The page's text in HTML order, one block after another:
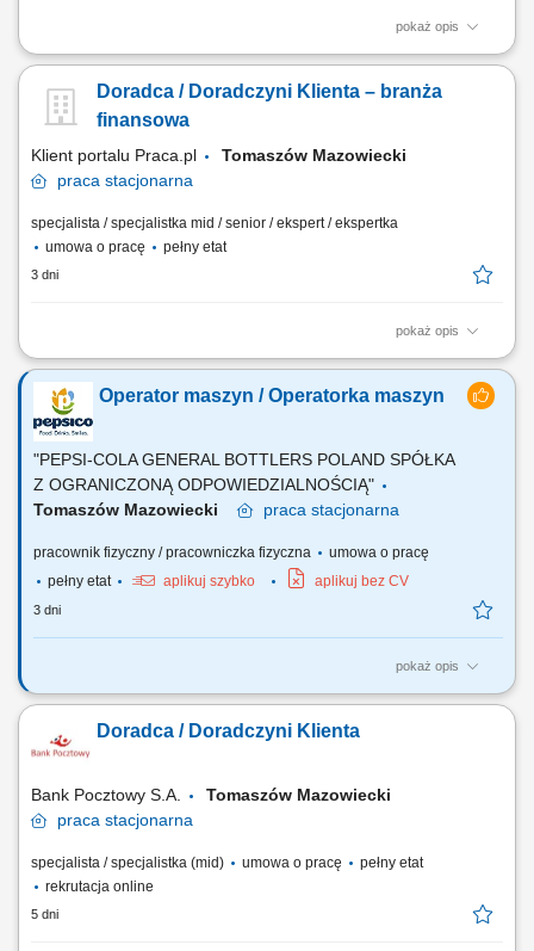
pokaż opis
obsługa klientów; utrzymywanie dobrych relacji z klientami; realizacja
firm;
Doradca / Doradczyni Klienta – branża
finansowa
Klient portalu Praca.pl
Tomaszów Mazowiecki
praca stacjonarna
specjalista / specjalistka mid / senior / ekspert / ekspertka
umowa o pracę
pełny etat
3 dni
pokaż opis
Aktywne pozyskiwanie klientów i budowanie z nimi długofalowych
relacji. Diagnozowanie potrzeb klientów i dopasowywanie
odpowiednich rozwiązań finansowych. Sprzedaż produktów
bankowych, w tym funduszy inwestycyjnych. Operacyjna obsługa
klientów indywidualnych i firm z sektora MŚP....
Operator maszyn / Operatorka maszyn
"PEPSI-COLA GENERAL BOTTLERS POLAND SPÓŁKA
Z OGRANICZONĄ ODPOWIEDZIALNOŚCIĄ"
Tomaszów Mazowiecki
praca stacjonarna
pracownik fizyczny / pracowniczka fizyczna
umowa o pracę
pełny etat
aplikuj szybko aplikuj bez CV
3 dni
pokaż opis
ZAKRES OBOWIĄZKÓW: nadzorowanie pracy maszyn i urządzeń
monitorowanie poprawności pracy maszyn i urządzeń; utrzymanie
uporządkowanego i czystego stanowiska pracy zgodnie z
Doradca / Doradczyni Klienta
Bank Pocztowy S.A.
Tomaszów Mazowiecki
praca stacjonarna
specjalista / specjalistka (mid) umowa o pracę
pełny etat
rekrutacja online
5 dni